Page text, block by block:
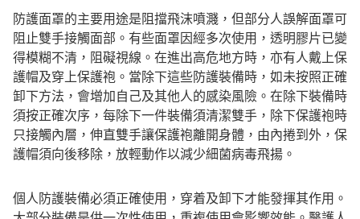
防護面罩的主要用途是阻擋飛沫噴濺，但部分人誤解面罩可
阻止雙手接觸面部。有些面罩因經多次使用，透明膠片已變
得模糊不清，阻礙視線。在進出高危地方時，亦有人戴上保
護帽及穿上保護袍。當除下這些防護裝備時，如未按照正確
卸下方法，會增加自己及其他人的感染風險。在除下裝備時
須按正確次序，每除下一件裝備須清潔雙手，除下保護袍時
只接觸內層，伸直雙手讓保護袍離開身體，由內捲到外，保
護帽須向後移除，放輕動作以減少細菌病毒飛揚。
個人防護裝備必須正確使用，穿着及卸下才能發揮其作用。